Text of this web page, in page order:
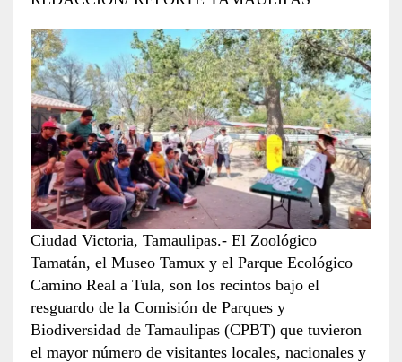
Ciudad Victoria, Tamaulipas.- El Zoológico
Tamatán, el Museo Tamux y el Parque Ecológico
Camino Real a Tula, son los recintos bajo el
resguardo de la Comisión de Parques y
Biodiversidad de Tamaulipas (CPBT) que tuvieron
el mayor número de visitantes locales, nacionales y